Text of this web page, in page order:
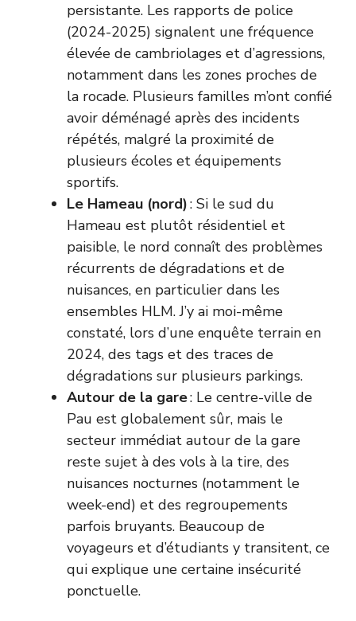
persistante. Les rapports de police
(2024-2025) signalent une fréquence
élevée de cambriolages et d’agressions,
notamment dans les zones proches de
la rocade. Plusieurs familles m’ont confié
avoir déménagé après des incidents
répétés, malgré la proximité de
plusieurs écoles et équipements
sportifs.
Le Hameau (nord): Si le sud du
Hameau est plutôt résidentiel et
paisible, le nord connaît des problèmes
récurrents de dégradations et de
nuisances, en particulier dans les
ensembles HLM. J’y ai moi-même
constaté, lors d’une enquête terrain en
2024, des tags et des traces de
dégradations sur plusieurs parkings.
Autour de la gare: Le centre-ville de
Pau est globalement sûr, mais le
secteur immédiat autour de la gare
reste sujet à des vols à la tire, des
nuisances nocturnes (notamment le
week-end) et des regroupements
parfois bruyants. Beaucoup de
voyageurs et d’étudiants y transitent, ce
qui explique une certaine insécurité
ponctuelle.